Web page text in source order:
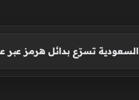
السعودية تسرّع بدائل هرمز